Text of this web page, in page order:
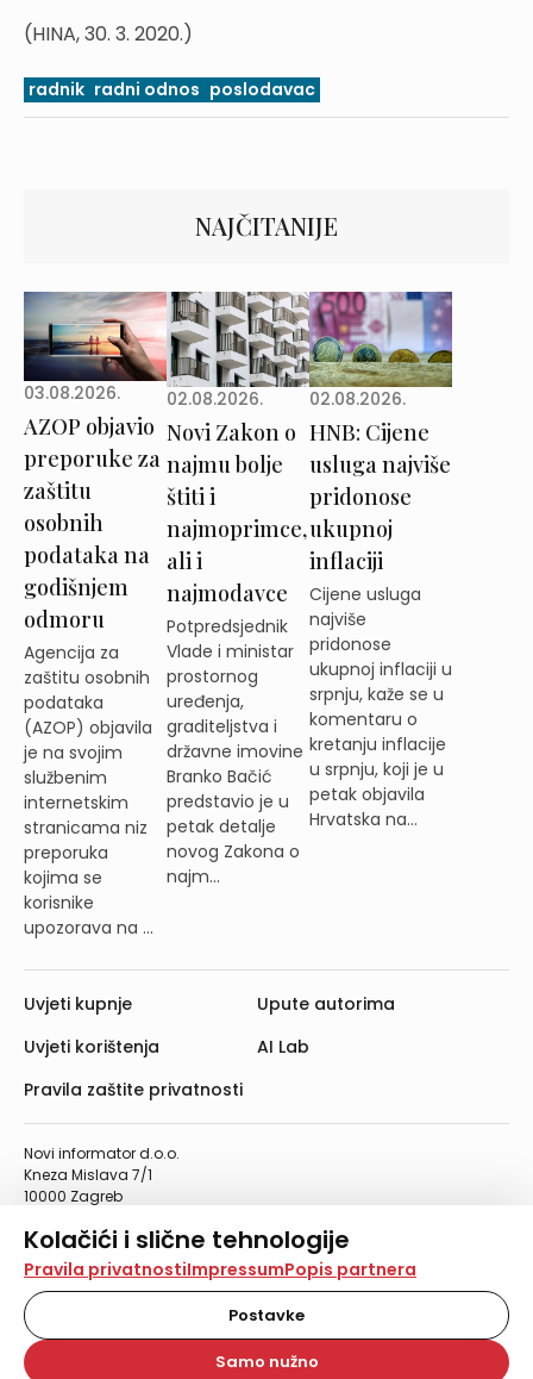
Kolačići i slične tehnologije
Na našoj web stranici koristimo kolačiće i slične
tehnologije za pohranu, čitanje i obradu informacija na
vašem uređaju. Time poboljšavamo korisničko iskustvo,
analiziramo promet na stranici te prikazujemo sadržaje i
oglase koji vas zanimaju. Korisnički profili mogu se kreirati
Pravila privatnostiImpressumPopis partnera
Postavke
Samo nužno
(HINA, 30. 3. 2020.)
radnik radni odnos poslodavac
NAJČITANIJE
03.08.2026.
AZOP objavio
preporuke za
zaštitu
osobnih
podataka na
godišnjem
odmoru
Agencija za
zaštitu osobnih
podataka
(AZOP) objavila
je na svojim
službenim
internetskim
stranicama niz
preporuka
kojima se
korisnike
upozorava na ...
02.08.2026.
Novi Zakon o
najmu bolje
štiti i
najmoprimce,
ali i
najmodavce
Potpredsjednik
Vlade i ministar
prostornog
uređenja,
graditeljstva i
državne imovine
Branko Bačić
predstavio je u
petak detalje
novog Zakona o
najm...
02.08.2026.
HNB: Cijene
usluga najviše
pridonose
ukupnoj
inflaciji
Cijene usluga
najviše
pridonose
ukupnoj inflaciji u
srpnju, kaže se u
komentaru o
kretanju inflacije
u srpnju, koji je u
petak objavila
Hrvatska na...
Novi informator d.o.o.
Kneza Mislava 7/1
10000 Zagreb
Telefaks: 01/4612-553
info@informator.hr
PRATITE NAS:
Uvjeti kupnje
Uvjeti korištenja
Pravila zaštite privatnosti
Upute autorima
AI Lab